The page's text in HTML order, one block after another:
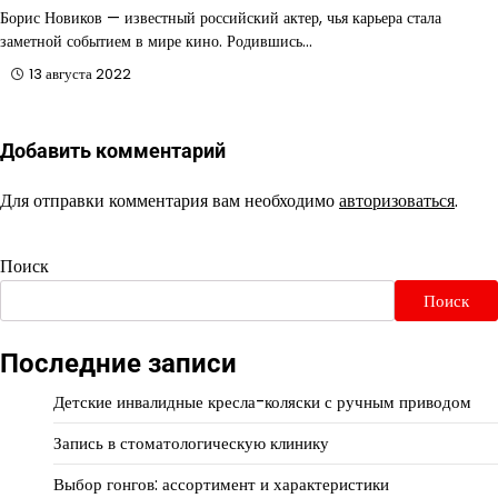
Борис Новиков — известный российский актер, чья карьера стала
заметной событием в мире кино. Родившись…
13 августа 2022
Добавить комментарий
Для отправки комментария вам необходимоавторизоваться.
Поиск
Поиск
Последние записи
Детские инвалидные кресла-коляски с ручным приводом
Запись в стоматологическую клинику
Выбор гонгов: ассортимент и характеристики